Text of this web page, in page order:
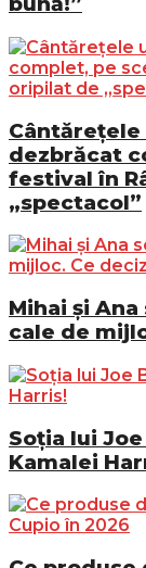
dezbrăcat
festival în
„spectacol”
Mihai și
cale de
Soția lui
Kamalei